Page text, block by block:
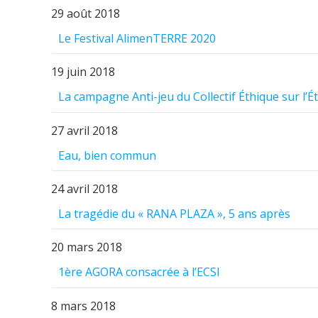
29 août 2018
Le Festival AlimenTERRE 2020
19 juin 2018
La campagne Anti-jeu du Collectif Éthique sur
27 avril 2018
Eau, bien commun
24 avril 2018
La tragédie du « RANA PLAZA », 5 ans après
20 mars 2018
1ère AGORA consacrée à l’ECSI
8 mars 2018